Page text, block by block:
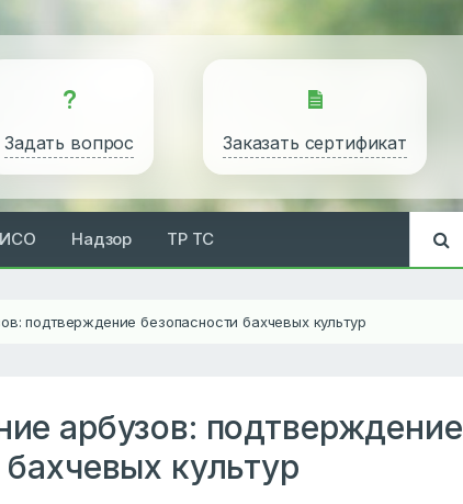
Задать вопрос Заказать сертификат
ИСО Надзор ТР ТС
подтверждение безопасности бахчевых культур
арбузов: подтверждение
культур